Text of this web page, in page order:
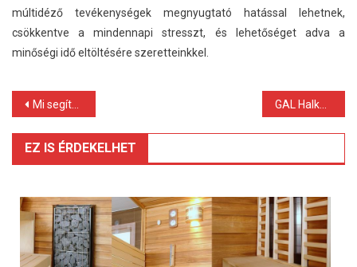
múltidéző tevékenységek megnyugtató hatással lehetnek,
csökkentve a mindennapi stresszt, és lehetőséget adva a
minőségi idő eltöltésére szeretteinkkel.
Bejegyzés
navigáció
Mi segíthet abban, hogy biztonságosan játsszon az online kaszinókban? GAL Halkollagén Peptidek – Az egészség és szépség új titka
EZ IS ÉRDEKELHET